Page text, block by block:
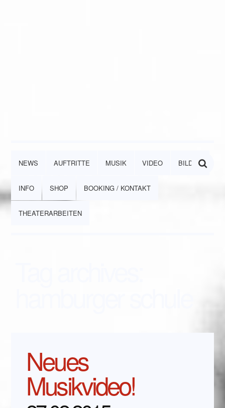
NEWS AUFTRITTE MUSIK VIDEO BILDER
INFO SHOP BOOKING / KONTAKT
THEATERARBEITEN
Neues
Musikvideo!